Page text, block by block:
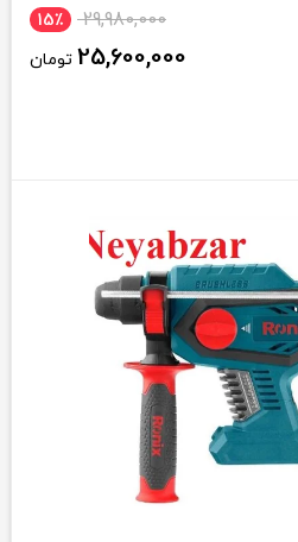
29,980,000 15٪
25,600,000 تومان